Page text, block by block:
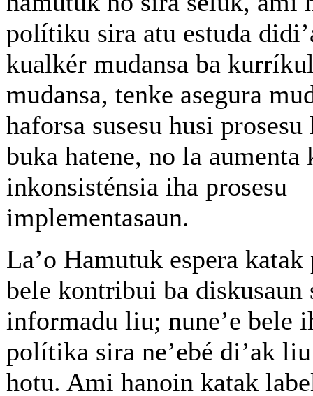
polítiku sira atu estuda
kualkér mudansa ba
mudansa, tenke asegura
haforsa susesu husi
buka hatene, no la aumenta
inkonsisténsia iha prosesu
implementasaun.
La’o Hamutuk espera katak
bele kontribui ba diskusaun
informadu liu; nune’e bele
polítika sira ne’ebé di’ak
hotu. Ami hanoin katak